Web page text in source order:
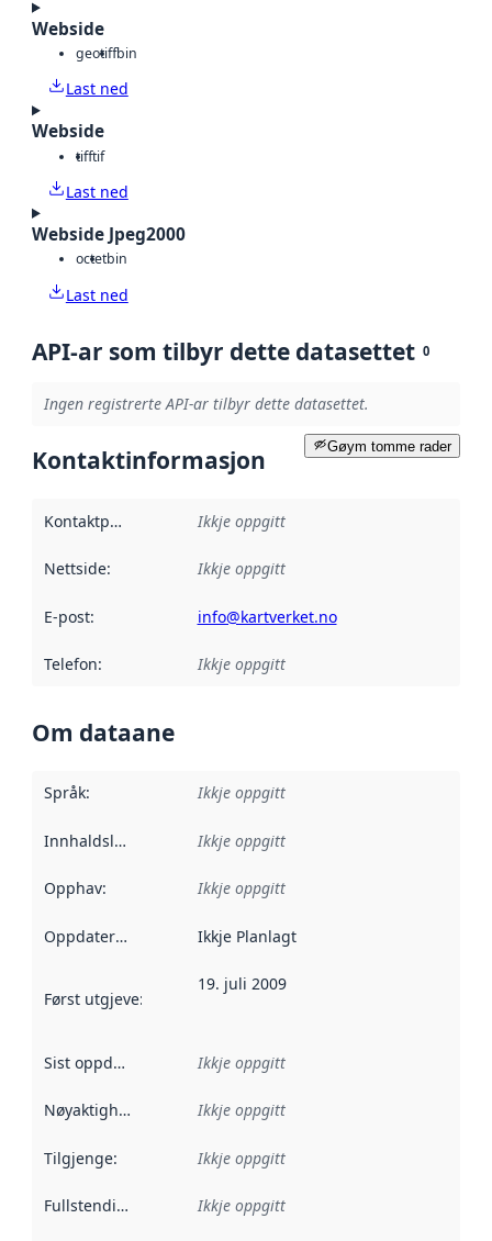
Webside
geotiffbin
Last ned
Webside
tifftif
Last ned
Webside Jpeg2000
octetbin
Last ned
API-ar som tilbyr dette datasettet 0
Ingen registrerte API-ar tilbyr dette datasettet.
Gøym tomme rader
Kontaktinformasjon
Kontaktpunkt Ikkje oppgitt
Nettside: Ikkje oppgitt
E-post: info@kartverket.no
Telefon: Ikkje oppgitt
Om dataane
Språk: Ikkje oppgitt
Innhaldsleverandørar :
Ikkje oppgitt
Opphav: Ikkje oppgitt
Oppdateringsfrekvens :
Ikkje Planlagt
Først utgjeve: Denne datoen seier når dataa i dette
19. juli 2009
Sist oppdatert Ikkje oppgitt
Nøyaktigheit Ikkje oppgitt
Tilgjenge: Ikkje oppgitt
Fullstendigheit Ikkje oppgitt